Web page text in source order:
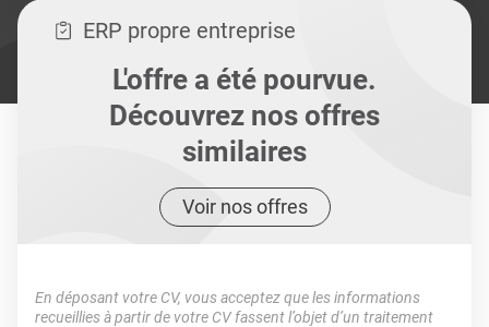
ERP propre entreprise
L'offre a été pourvue.
Découvrez nos offres
similaires
Voir nos offres
En déposant votre CV, vous acceptez que les informations
recueillies à partir de votre CV fassent l’objet d’un traitement